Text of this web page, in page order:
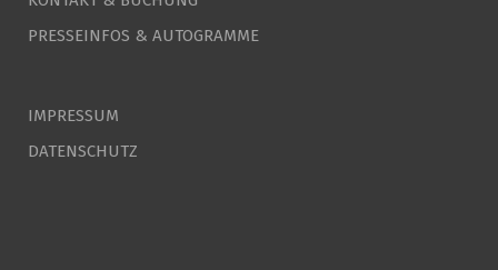
PRESSEINFOS & AUTOGRAMME
IMPRESSUM
DATENSCHUTZ